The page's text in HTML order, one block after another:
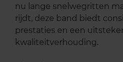
nu lange snelwegritten
rijdt, deze band biedt
prestaties en een
kwaliteitverhouding.